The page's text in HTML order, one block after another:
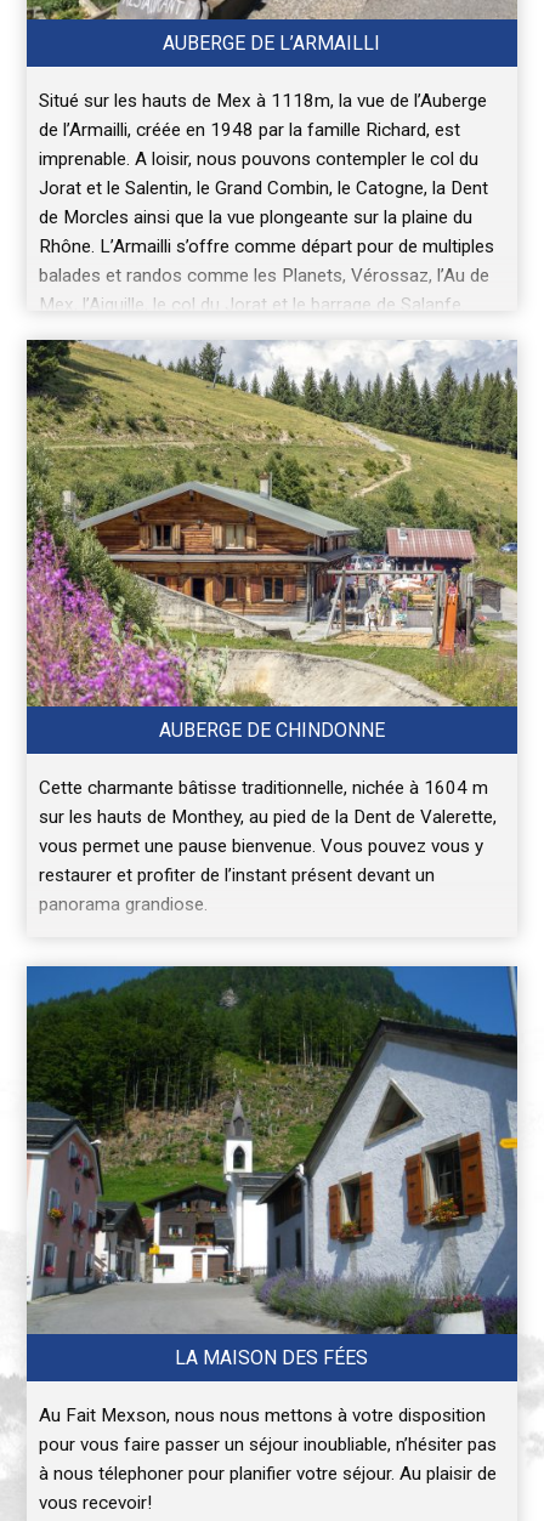
AUBERGE DE L’ARMAILLI
Situé sur les hauts de Mex à 1118m, la vue de l’Auberge
de l’Armailli, créée en 1948 par la famille Richard, est
imprenable. A loisir, nous pouvons contempler le col du
Jorat et le Salentin, le Grand Combin, le Catogne, la Dent
de Morcles ainsi que la vue plongeante sur la plaine du
Rhône. L’Armailli s’offre comme départ pour de multiples
balades et randos comme les Planets, Vérossaz, l’Au de
Mex, l’Aiguille, le col du Jorat et le barrage de Salanfe.
AUBERGE DE CHINDONNE
Cette charmante bâtisse traditionnelle, nichée à 1604 m
sur les hauts de Monthey, au pied de la Dent de Valerette,
vous permet une pause bienvenue. Vous pouvez vous y
restaurer et profiter de l’instant présent devant un
panorama grandiose.
LA MAISON DES FÉES
Au Fait Mexson, nous nous mettons à votre disposition
pour vous faire passer un séjour inoubliable, n’hésiter pas
à nous télephoner pour planifier votre séjour. Au plaisir de
vous recevoir!